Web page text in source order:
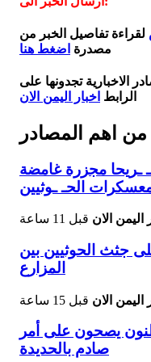
لقراءة تفاصيل الخبر من
مصدرة اضغط هنا
الاخبارية تجدونها على
الرابط اخبار اليمن الان
من اهم المصادر
ـيلا وجـ ـريحا مجزرة غامضة
اليمن الان قبل 11 ساعة
جثث الحوثيين بين
المزارع
اليمن الان قبل 15 ساعة
يصحون على أمر
صادم بالحديدة